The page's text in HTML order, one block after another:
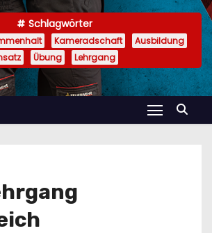
Schlagwörter
Kameradschaft
Ausbildung
Übung Lehrgang